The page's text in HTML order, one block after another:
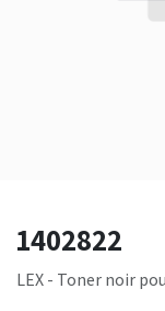
1402822
LEX - Toner noir